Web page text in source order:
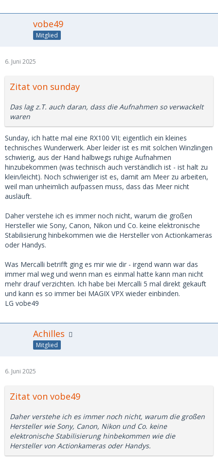
vobe49
Mitglied
6. Juni 2025
Zitat von sunday
Das lag z.T. auch daran, dass die Aufnahmen so verwackelt
waren
Sunday, ich hatte mal eine RX100 VII; eigentlich ein kleines
technisches Wunderwerk. Aber leider ist es mit solchen Winzlingen
schwierig, aus der Hand halbwegs ruhige Aufnahmen
hinzubekommen (was technisch auch verständlich ist - ist halt zu
klein/leicht). Noch schwieriger ist es, damit am Meer zu arbeiten,
weil man unheimlich aufpassen muss, dass das Meer nicht
ausläuft.
Daher verstehe ich es immer noch nicht, warum die großen
Hersteller wie Sony, Canon, Nikon und Co. keine elektronische
Stabilisierung hinbekommen wie die Hersteller von Actionkameras
oder Handys.
Was Mercalli betrifft ging es mir wie dir - irgend wann war das
immer mal weg und wenn man es einmal hatte kann man nicht
mehr drauf verzichten. Ich habe bei Mercalli 5 mal direkt gekauft
und kann es so immer bei MAGIX VPX wieder einbinden.
LG vobe49
Achilles
Mitglied
6. Juni 2025
Zitat von vobe49
Daher verstehe ich es immer noch nicht, warum die großen
Hersteller wie Sony, Canon, Nikon und Co. keine
elektronische Stabilisierung hinbekommen wie die
Hersteller von Actionkameras oder Handys.